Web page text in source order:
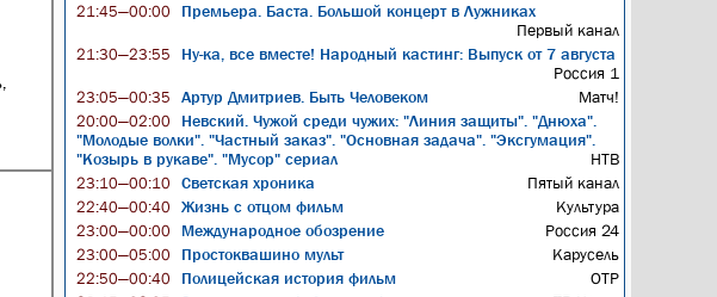
21:45—00:00
Премьера. Баста. Большой концерт в Лужниках
Первый канал
21:30—23:55
Ну-ка, все вместе! Народный кастинг: Выпуск от 7 августа
Россия 1
23:05—00:35 Артур Дмитриев. Быть Человеком Матч!
20:00—02:00
Невский. Чужой среди чужих: "Линия защиты". "Днюха".
"Молодые волки". "Частный заказ". "Основная задача". "Эксгумация".
"Козырь в рукаве". "Мусор" сериал
НТВ
23:10—00:10 Светская хроника Пятый канал
22:40—00:40 Жизнь с отцом фильм Культура
23:00—00:00 Международное обозрение Россия 24
23:00—05:00 Простоквашино мульт Карусель
22:50—00:40 Полицейская история фильм ОТР